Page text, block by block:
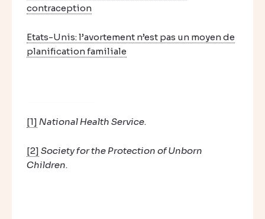
contraception
Etats-Unis: l’avortement n’est pas un moyen de
planification familiale
[1] National Health Service.
[2] Society for the Protection of Unborn
Children.